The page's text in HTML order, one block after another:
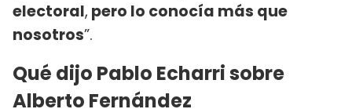
electoral, pero lo conocía más que
nosotros”.
Qué dijo Pablo Echarri sobre
Alberto Fernández